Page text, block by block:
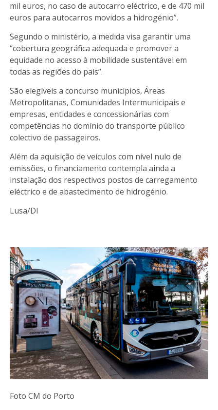
mil euros, no caso de autocarro eléctrico, e de 470 mil
euros para autocarros movidos a hidrogénio”.
Segundo o ministério, a medida visa garantir uma
“cobertura geográfica adequada e promover a
equidade no acesso à mobilidade sustentável em
todas as regiões do país”.
São elegíveis a concurso municípios, Áreas
Metropolitanas, Comunidades Intermunicipais e
empresas, entidades e concessionárias com
competências no domínio do transporte público
colectivo de passageiros.
Além da aquisição de veículos com nível nulo de
emissões, o financiamento contempla ainda a
instalação dos respectivos postos de carregamento
eléctrico e de abastecimento de hidrogénio.
Lusa/DI
Foto CM do Porto